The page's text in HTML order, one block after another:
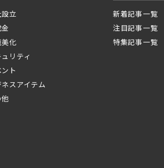
立
化
リティ
ト
スアイテム
新着記事一覧
注目記事一覧
特集記事一覧